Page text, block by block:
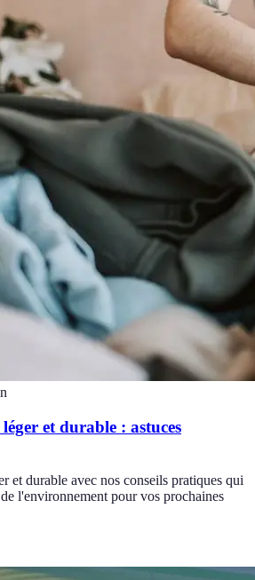
et durable : astuces
et durable avec nos conseils pratiques qui
l'environnement pour vos prochaines